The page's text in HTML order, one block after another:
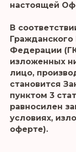
настоящей
В
Гражданского
Федерации
изложенных
лицо,
становится
пунктом 3
равносилен
условиях,
оферте).